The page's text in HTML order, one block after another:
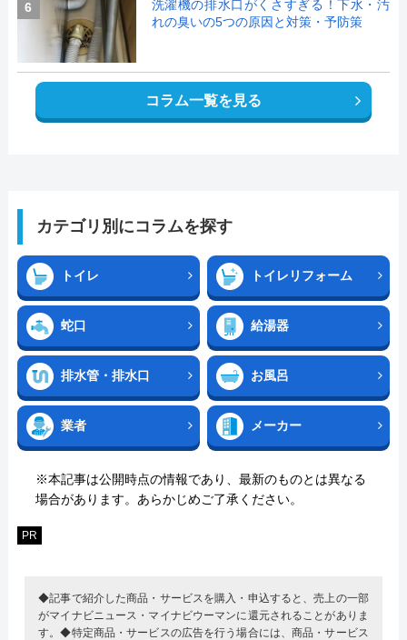
6
洗濯機の排水口がくさすぎる！下水・汚
れの臭いの5つの原因と対策・予防策
コラム一覧を見る
カテゴリ別にコラムを探す
トイレ トイレリフォーム
蛇口 給湯器
排水管・排水口 お風呂
業者 メーカー
※本記事は公開時点の情報であり、最新のものとは異なる
場合があります。あらかじめご了承ください。
PR
◆記事で紹介した商品・サービスを購入・申込すると、売上の一部
がマイナビニュース・マイナビウーマンに還元されることがありま
す。◆特定商品・サービスの広告を行う場合には、商品・サービス